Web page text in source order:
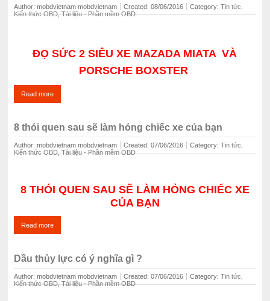
Author: mobdvietnam mobdvietnam Created: 08/06/2016 Category: ‍Tin tức,
Kiến thức OBD,Tài liệu - Phần mềm OBD
ĐỌ SỨC 2 SIÊU XE MAZADA MIATA VÀ
PORSCHE BOXSTER
Read more
8 thói quen sau sẽ làm hỏng chiếc xe của bạn
Author: mobdvietnam mobdvietnam Created: 07/06/2016 Category: ‍Tin tức,
Kiến thức OBD,Tài liệu - Phần mềm OBD
8 THÓI QUEN SAU SẼ LÀM HỎNG CHIẾC XE
CỦA BẠN
Read more
Dầu thủy lực có ý nghĩa gì ?
Author: mobdvietnam mobdvietnam Created: 07/06/2016 Category: ‍Tin tức,
Kiến thức OBD,Tài liệu - Phần mềm OBD